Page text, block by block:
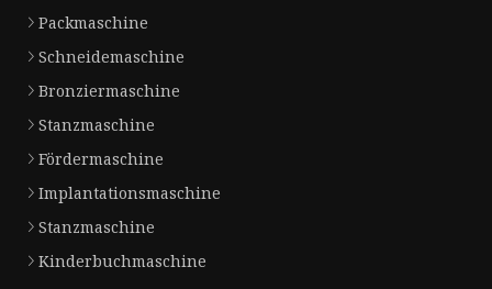
Packmaschine
Schneidemaschine
Bronziermaschine
Stanzmaschine
Fördermaschine
Implantationsmaschine
Stanzmaschine
Kinderbuchmaschine